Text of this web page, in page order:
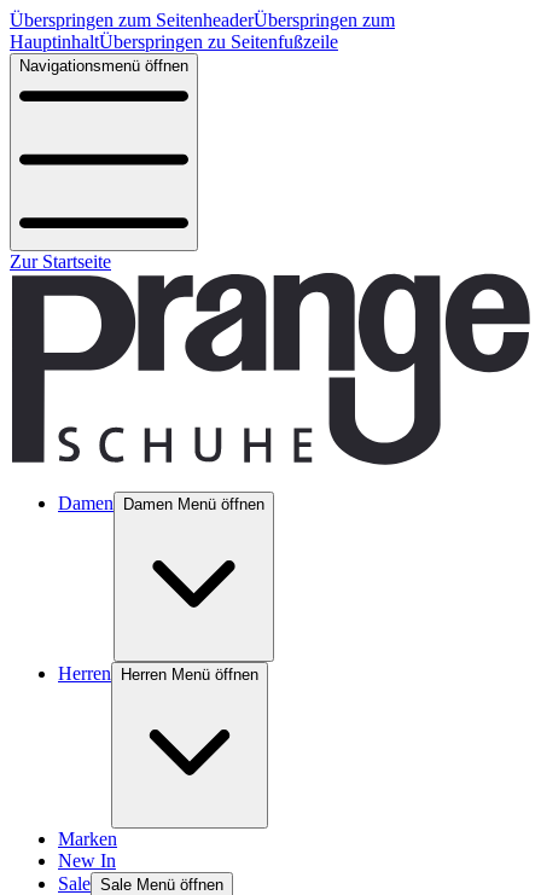
Überspringen zum SeitenheaderÜberspringen zum
HauptinhaltÜberspringen zu Seitenfußzeile
Navigationsmenü öffnen
Zur Startseite
Damen Damen Menü öffnen
Herren Herren Menü öffnen
Marken
New In
Sale Sale Menü öffnen